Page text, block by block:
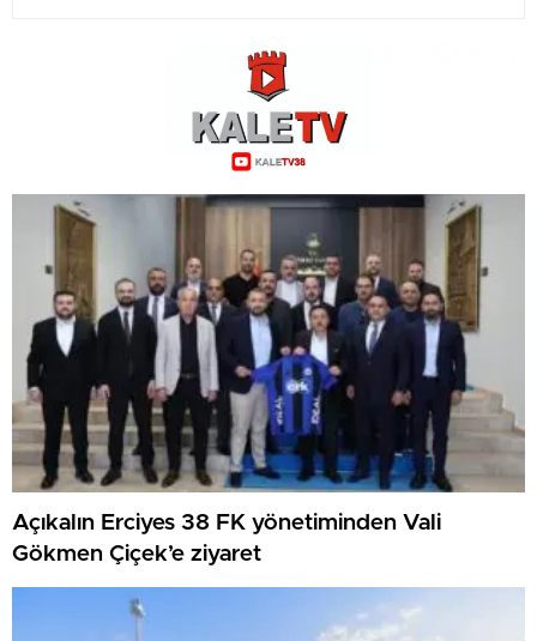
Açıkalın Erciyes 38 FK yönetiminden Vali
Gökmen Çiçek’e ziyaret